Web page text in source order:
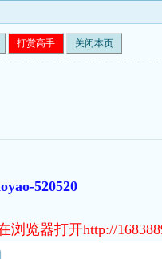
打赏高手 关闭本页
520520
浏览器打开http://